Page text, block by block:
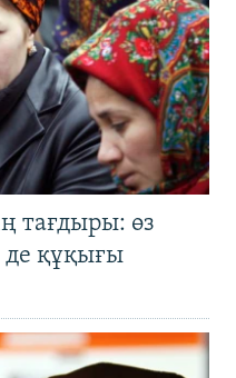
тағдыры: өз
де құқығы